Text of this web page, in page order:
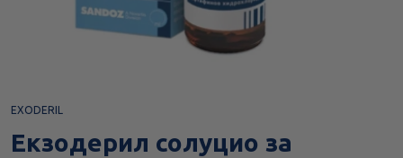
EXODERIL
Екзодерил солуцио за